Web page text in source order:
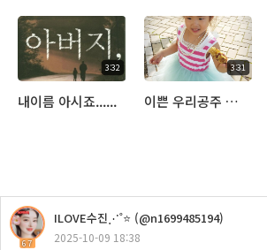
3:32
내이름 아시죠......
3:31
이쁜 우리공주 라이브 ^^(이문세 소녀)
작은 바램.............
67
ILOVE수진⋰˚⭐ (@n1699485194)
2025-10-09 18:38